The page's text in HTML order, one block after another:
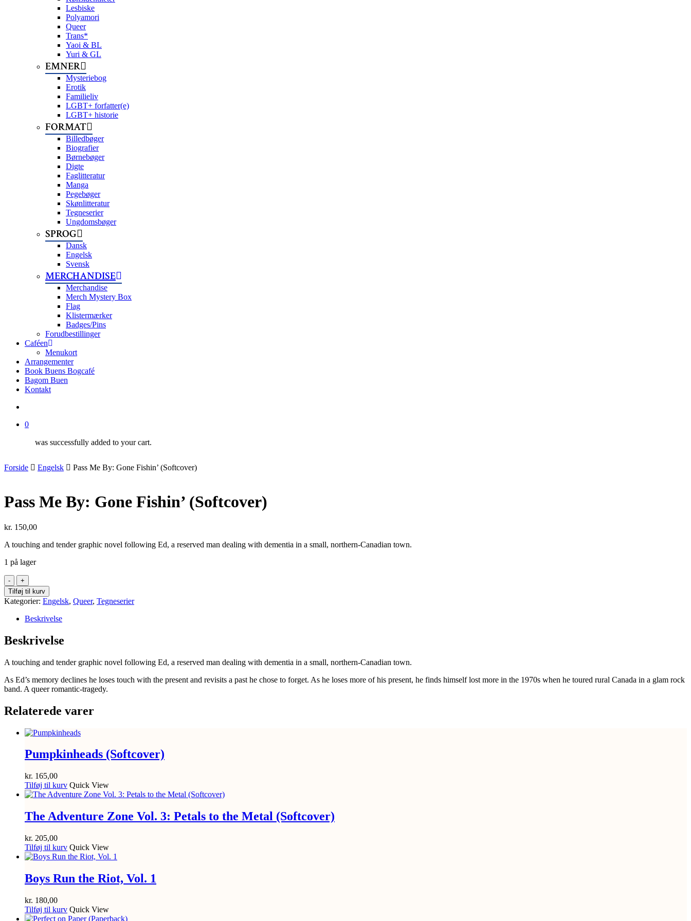
Lesbiske
Polyamori
Queer
Trans*
Yaoi & BL
Yuri & GL
EMNER
Mysteriebog
Erotik
Familieliv
LGBT+ forfatter(e)
LGBT+ historie
FORMAT
Billedbøger
Biografier
Børnebøger
Digte
Faglitteratur
Manga
Pegebøger
Skønlitteratur
Tegneserier
Ungdomsbøger
SPROG
Dansk
Engelsk
Svensk
MERCHANDISE
Merchandise
Merch Mystery Box
Flag
Klistermærker
Badges/Pins
Forudbestillinger
Caféen
Menukort
Arrangementer
Book Buens Bogcafé
Bagom Buen
Kontakt
0
was successfully added to your cart.
Forside Engelsk Pass Me By: Gone Fishin’ (Softcover)
Pass Me By: Gone Fishin’ (Softcover)
kr. 150,00
A touching and tender graphic novel following Ed, a reserved man dealing with dementia in a small, northern-Canadian town.
1 på lager
Pass
Me
By:
Gone
Fishin'
(Softcover)
antal
Tilføj til kurv
Kategorier: Engelsk, Queer, Tegneserier
Beskrivelse
Beskrivelse
A touching and tender graphic novel following Ed, a reserved man dealing with dementia in a small, northern-Canadian town.
As Ed’s memory declines he loses touch with the present and revisits a past he chose to forget. As he loses more of his present, he finds himself lost more in the 1970s when he toured rural Canada in a glam rock
band. A queer romantic-tragedy.
Relaterede varer
Pumpkinheads (Softcover)
kr. 165,00
Tilføj til kurv Quick View
The Adventure Zone Vol. 3: Petals to the Metal (Softcover)
kr. 205,00
Tilføj til kurv Quick View
Boys Run the Riot, Vol. 1
kr. 180,00
Tilføj til kurv Quick View